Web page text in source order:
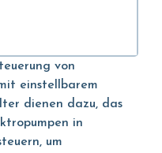
von
einstellbarem
dienen dazu, das
in
um